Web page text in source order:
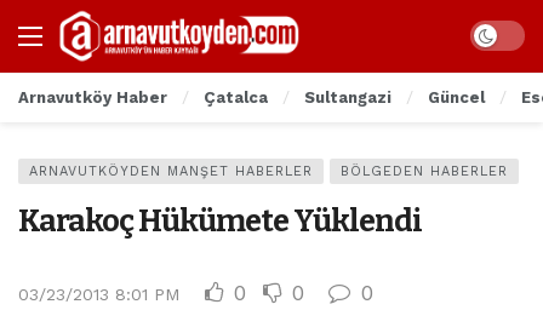
Arnavutköy Haber Çatalca Sultangazi Güncel
ARNAVUTKÖYDEN MANŞET HABERLER BÖLGEDEN HABERLER
Karakoç Hükümete Yüklendi
03/23/2013 8:01 PM 0 0 0